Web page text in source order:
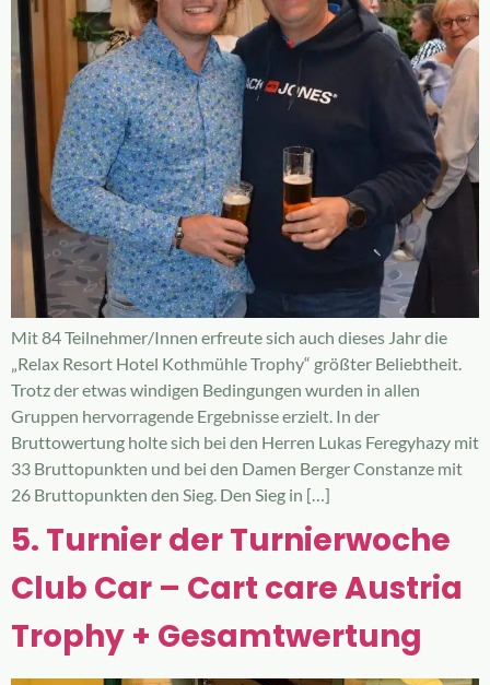
Mit 84 Teilnehmer/Innen erfreute sich auch dieses Jahr die
„Relax Resort Hotel Kothmühle Trophy“ größter Beliebtheit.
Trotz der etwas windigen Bedingungen wurden in allen
Gruppen hervorragende Ergebnisse erzielt. In der
Bruttowertung holte sich bei den Herren Lukas Feregyhazy mit
33 Bruttopunkten und bei den Damen Berger Constanze mit
26 Bruttopunkten den Sieg. Den Sieg in […]
5. Turnier der Turnierwoche
Club Car – Cart care Austria
Trophy + Gesamtwertung